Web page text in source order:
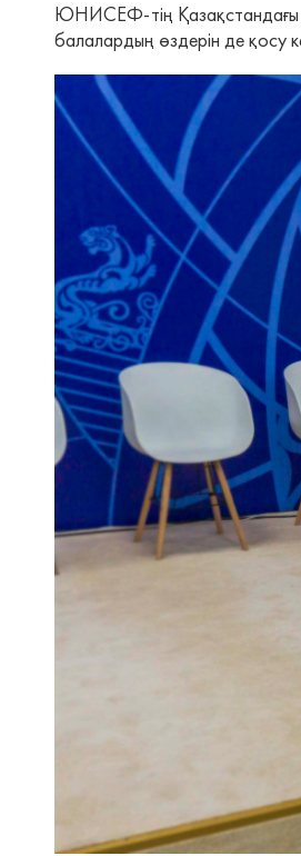
ЮНИСЕФ-тің Қазақстандағы
балалардың өздерін де қосу